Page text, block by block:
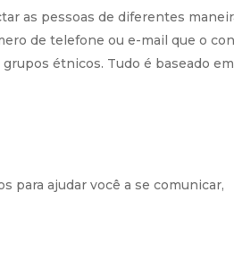
as pessoas de diferentes
de telefone ou e-mail que o
étnicos. Tudo é baseado
para ajudar você a se comunicar,